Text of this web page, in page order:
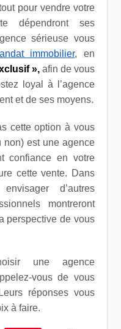
pour vendre votre
dépendront ses
sérieuse vous
immobilier, en
», afin de vous
loyal à l’agence
et de ses moyens.
cette option à vous
non) est une agence
confiance en votre
cette vente. Dans
d’autres
montreront
perspective de vous
une agence
vous de vous
réponses vous
à faire.